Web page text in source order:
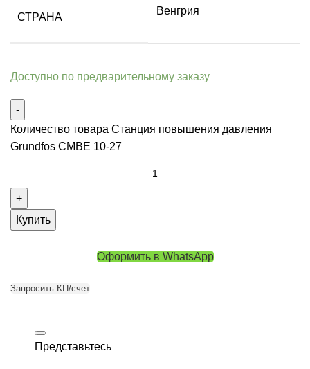
СТРАНА
Венгрия
Доступно по предварительному заказу
Количество товара Станция повышения давления
Grundfos CMBE 10-27
Купить
Оформить в WhatsApp
Запросить КП/счет
Представьтесь